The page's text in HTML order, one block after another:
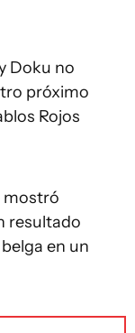
Doku no
próximo
Rojos
mostró
resultado
en un